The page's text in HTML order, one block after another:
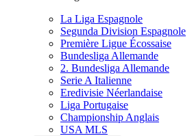
La Liga Espagnole
Segunda Division Espagnole
Première Ligue Écossaise
Bundesliga Allemande
2. Bundesliga Allemande
Serie A Italienne
Eredivisie Néerlandaise
Liga Portugaise
Championship Anglais
USA MLS